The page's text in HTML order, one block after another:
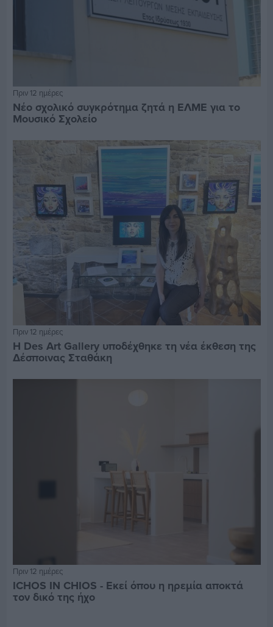
Πριν 12 ημέρες
Νέο σχολικό συγκρότημα ζητά η ΕΛΜΕ για το
Μουσικό Σχολείο
Πριν 12 ημέρες
Η Des Art Gallery υποδέχθηκε τη νέα έκθεση της
Δέσποινας Σταθάκη
Πριν 12 ημέρες
ICHOS IN CHIOS - Εκεί όπου η ηρεμία αποκτά
τον δικό της ήχο